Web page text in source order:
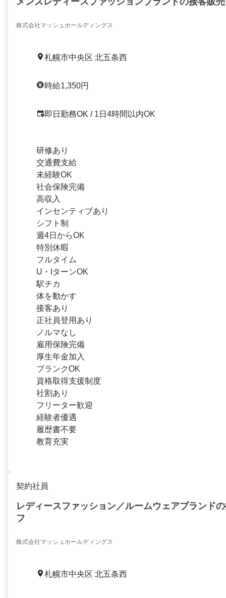
株式会社マッシュホールディングス
札幌市中央区 北五条西
時給1,350円
即日勤務OK / 1日4時間以内OK
研修あり
交通費支給
未経験OK
社会保険完備
高収入
インセンティブあり
シフト制
週4日からOK
特別休暇
フルタイム
U・IターンOK
駅チカ
体を動かす
接客あり
正社員登用あり
ノルマなし
雇用保険完備
厚生年金加入
ブランクOK
資格取得支援制度
社割あり
フリーター歓迎
経験者優遇
履歴書不要
教育充実
契約社員
レディースファッション／ルームウェアブランド
フ
株式会社マッシュホールディングス
札幌市中央区 北五条西